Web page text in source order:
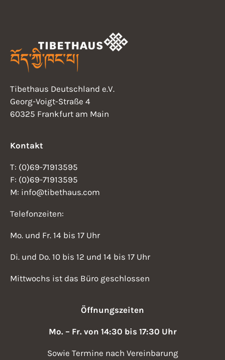
Tibethaus Deutschland e.V.
Georg-Voigt-Straße 4
60325 Frankfurt am Main
Kontakt
T: (0)69-71913595
F: (0)69-71913595
M: info@tibethaus.com
Telefonzeiten:
Mo. und Fr. 14 bis 17 Uhr
Di. und Do. 10 bis 12 und 14 bis 17 Uhr
Mittwochs ist das Büro geschlossen
Öffnungszeiten
Mo. – Fr. von 14:30 bis 17:30 Uhr
Sowie Termine nach Vereinbarung